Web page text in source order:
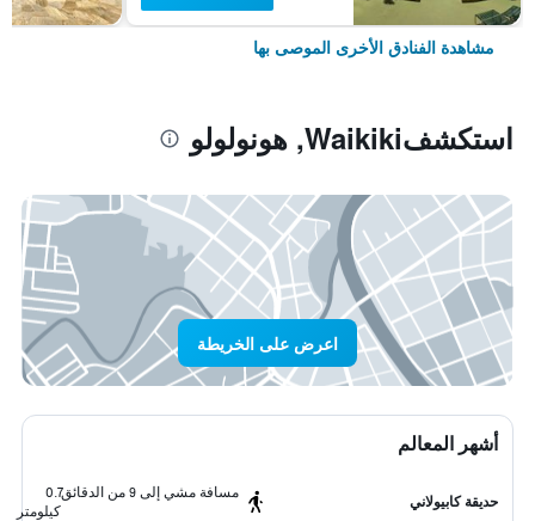
مشاهدة الفنادق الأخرى الموصى بها
استكشفWaikiki, هونولولو
اعرض على الخريطة
أشهر المعالم
حديقة كابيولاني
مسافة مشي إلى 9 من الدقائق
0.7
كيلومتر